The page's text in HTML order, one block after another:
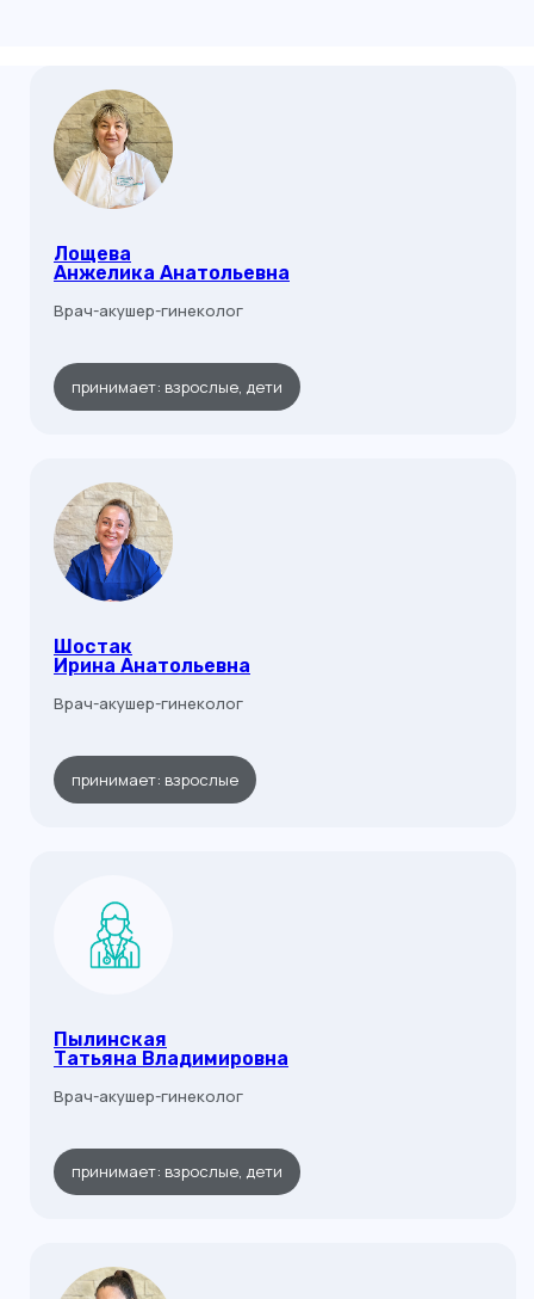
Лощева
Анжелика Анатольевна
Врач-акушер-гинеколог
принимает: взрослые, дети
Шостак
Ирина Анатольевна
Врач-акушер-гинеколог
принимает: взрослые
Пылинская
Татьяна Владимировна
Врач-акушер-гинеколог
принимает: взрослые, дети